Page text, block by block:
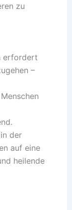
zu
erfordert
–
der
auf eine
heilende